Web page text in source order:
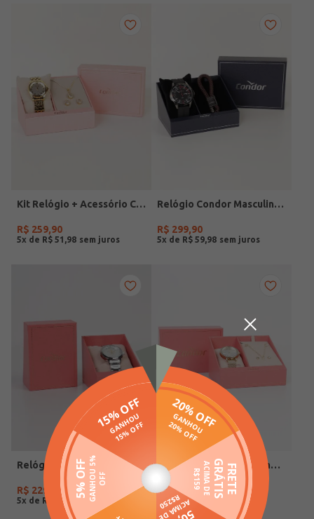
Kit Relógio + Acessório Condor Feminino DOURADO
R$ 259,90
5x de R$ 51 98
Relógio Condor Masculino PRETO
R$ 299,90
5x de R$ 59 98
Relógio Condor Feminino PRATA
R$ 229 90
5x de R$ 45 ,98
Relógio Condor Feminino DOURADO
R$259 90
x de R$ 51 98